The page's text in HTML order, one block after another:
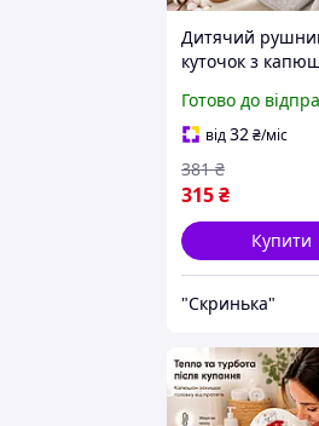
Дитячий
куточок з
мікрофібра
рушник для
немовлят після
сірий
Готово до
від32₴/міс
315₴
381 ₴
Купити
"Скринька"